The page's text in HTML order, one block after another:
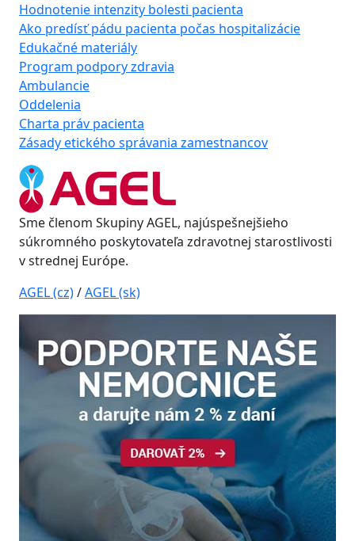
Hodnotenie intenzity bolesti pacienta
Ako predísť pádu pacienta počas hospitalizácie
Edukačné materiály
Program podpory zdravia
Ambulancie
Oddelenia
Charta práv pacienta
Zásady etického správania zamestnancov
Sme členom Skupiny AGEL, najúspešnejšieho
súkromného poskytovateľa zdravotnej starostlivosti
v strednej Európe.
AGEL (cz)/AGEL (sk)